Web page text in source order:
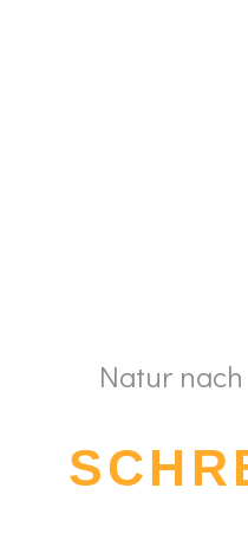
Natur